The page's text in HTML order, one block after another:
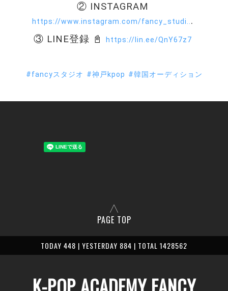
② INSTAGRAM
https://www.instagram.com/fancy_studi.. .
③ LINE登録 📓
https://lin.ee/QnY67z7
#fancyスタジオ #神戸kpop #韓国オーディション
PAGE TOP
TODAY 448 | YESTERDAY 884 | TOTAL 1428562